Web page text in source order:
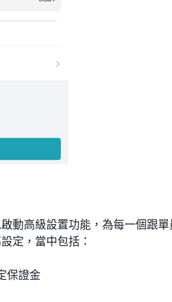
動高級設置功能，為每一個跟單
定，當中包括：
保證金